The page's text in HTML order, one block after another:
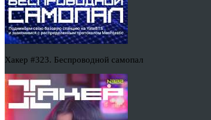
Хакер #323. Беспроводной самопал